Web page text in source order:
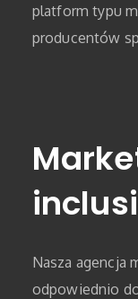
platform typu
producentów
Nasza agencja
odpowiednio